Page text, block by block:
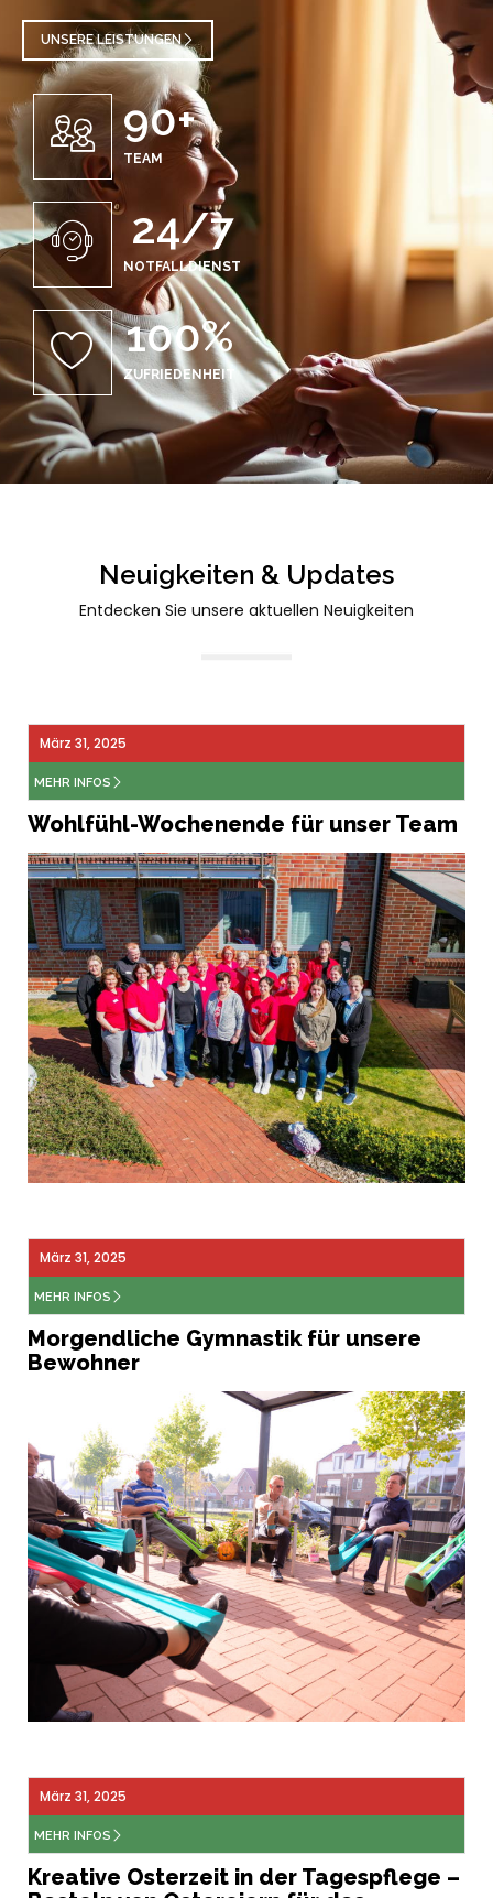
UNSERE LEISTUNGEN
TEAM
90+
NOTFALLDIENST
24/7
ZUFRIEDENHEIT
100%
Neuigkeiten & Updates
Entdecken Sie unsere aktuellen Neuigkeiten
März 31, 2025
MEHR INFOS
Wohlfühl-Wochenende für unser Team
März 31, 2025
MEHR INFOS
Morgendliche Gymnastik für unsere
Bewohner
März 31, 2025
MEHR INFOS
Kreative Osterzeit in der Tagespflege –